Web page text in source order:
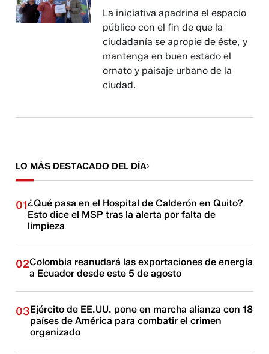
La iniciativa apadrina el espacio
público con el fin de que la
ciudadanía se apropie de éste, y
mantenga en buen estado el
ornato y paisaje urbano de la
ciudad.
LO MÁS DESTACADO DEL DÍA
01¿Qué pasa en el Hospital de Calderón en Quito?
Esto dice el MSP tras la alerta por falta de
limpieza
02Colombia reanudará las exportaciones de energía
a Ecuador desde este 5 de agosto
03Ejército de EE.UU. pone en marcha alianza con 18
países de América para combatir el crimen
organizado